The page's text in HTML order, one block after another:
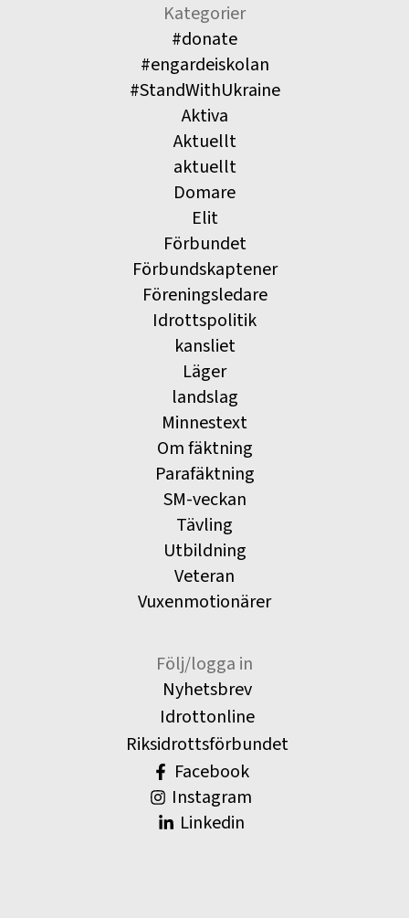
Kategorier
#donate
#engardeiskolan
#StandWithUkraine
Aktiva
Aktuellt
aktuellt
Domare
Elit
Förbundet
Förbundskaptener
Föreningsledare
Idrottspolitik
kansliet
Läger
landslag
Minnestext
Om fäktning
Parafäktning
SM-veckan
Tävling
Utbildning
Veteran
Vuxenmotionärer
Följ/logga in
Nyhetsbrev
Idrottonline
Riksidrottsförbundet
Facebook
Instagram
Linkedin